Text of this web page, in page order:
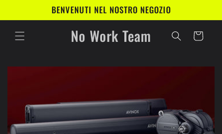
direttamente
ai contenuti
BENVENUTI NEL NOSTRO NEGOZIO
No Work Team Carrello